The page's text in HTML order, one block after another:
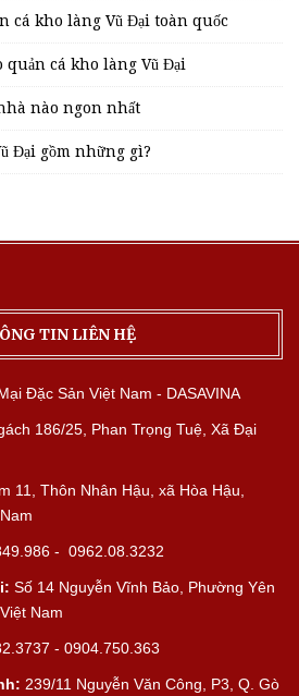
cá kho làng Vũ Đại toàn quốc
quản cá kho làng Vũ Đại
nào ngon nhất
Đại gồm những gì?
TIN LIÊN HỆ
Đặc Sản Việt Nam - DASAVINA
186/25, Phan Trọng Tuệ, Xã Đại
11, Thôn Nhân Hậu, xã Hòa Hậu,
- 0962.08.3232
Số 14 Nguyễn Vĩnh Bảo, Phường Yên
Nam
- 0904.750.363
239/11 Nguyễn Văn Công, P3, Q. Gò